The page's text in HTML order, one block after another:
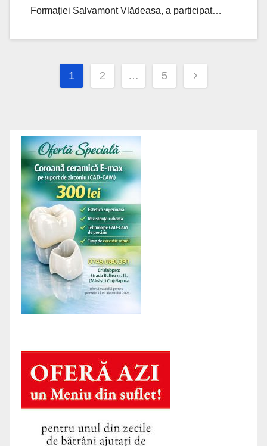
Formației Salvamont Vlădeasa, a participat…
Posts
navigation
1 2 … 5